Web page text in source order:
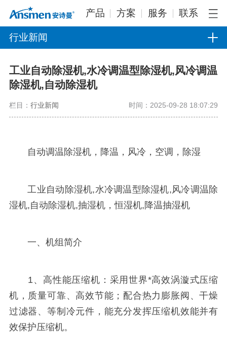
产品 方案 服务 联系
行业新闻
工业自动除湿机,水冷调温型除湿机,风冷调温
除湿机,自动除湿机
栏目： 行业新闻 时间：2025-09-28 18:07:29
自动调温除湿机，降温，风冷，空调，除湿
工业自动除湿机,水冷调温型除湿机,风冷调温除
湿机,自动除湿机,抽湿机，恒湿机,降温抽湿机
一、机组简介
1、高性能压缩机：采用世界*高效涡漩式压缩
机，质量可靠、高效节能；配合热力膨胀阀、干燥
过滤器、等制冷元件，能充分发挥压缩机效能并有
效保护压缩机。